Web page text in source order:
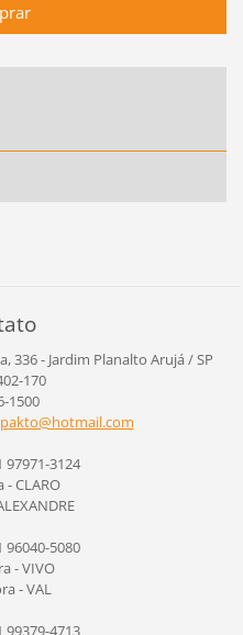
336 - Jardim Planalto Arujá / SP
170
1500
akto@hotmail.com
97971-3124
CLARO
96040-5080
- VIVO
- VAL
99379-4713